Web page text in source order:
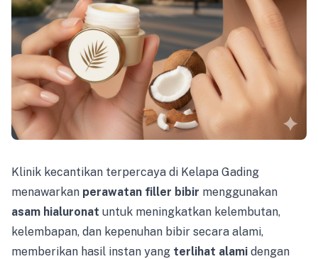
Klinik kecantikan terpercaya di Kelapa Gading
menawarkan perawatan filler bibir menggunakan
asam hialuronat untuk meningkatkan kelembutan,
kelembapan, dan kepenuhan bibir secara alami,
memberikan hasil instan yang terlihat alami dengan